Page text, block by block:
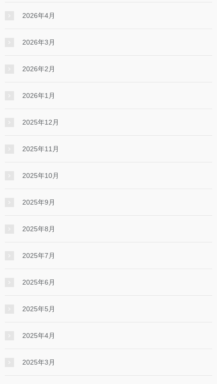
2026年4月
2026年3月
2026年2月
2026年1月
2025年12月
2025年11月
2025年10月
2025年9月
2025年8月
2025年7月
2025年6月
2025年5月
2025年4月
2025年3月